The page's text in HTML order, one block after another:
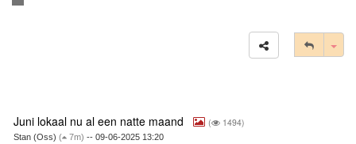
Juni lokaal nu al een natte maand ( 1494)
Stan (Oss) ( 7m) -- 09-06-2025 13:20